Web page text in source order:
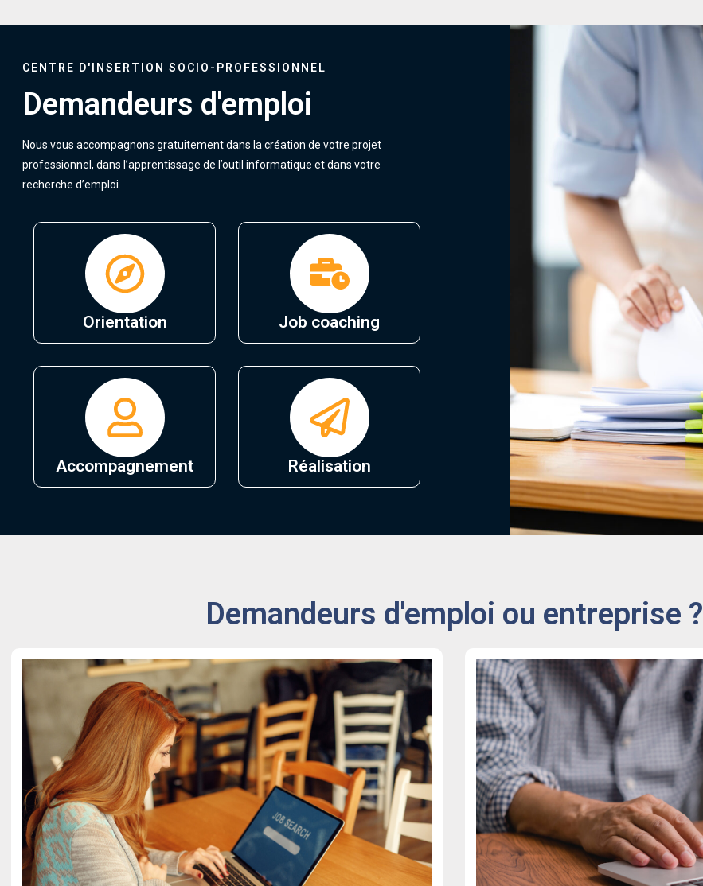
CENTRE D'INSERTION SOCIO-PROFESSIONNEL
Demandeurs d'emploi
Nous vous accompagnons gratuitement dans la création de votre projet
professionnel, dans l’apprentissage de l’outil informatique et dans votre
recherche d’emploi.
Orientation Job coaching
Accompagnement Réalisation
Demandeurs d'emploi ou entreprise ?